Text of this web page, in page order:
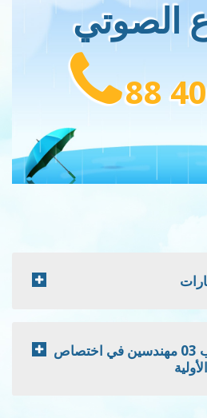
الصوتي
88
مناظرة خارجية لانتداب 03 مهندسين في اختصاص